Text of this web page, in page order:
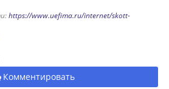
https://www.uefima.ru/internet/skott-
Комментировать